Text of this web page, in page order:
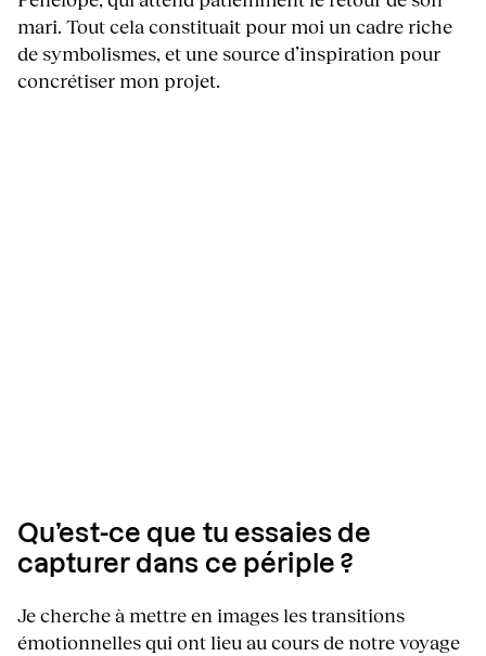
mari. Tout cela constituait pour moi un cadre riche
de symbolismes, et une source d’inspiration pour
concrétiser mon projet.
Qu’est-ce que tu essaies de
capturer dans ce périple ?
Je cherche à mettre en images les transitions
émotionnelles qui ont lieu au cours de notre voyage